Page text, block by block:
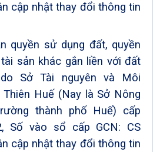
cập nhật thay đổi thông tin
quyền sử dụng đất, quyền
sản khác gắn liền với đất
Sở Tài nguyên và Môi
Huế (Nay là Sở Nông
thành phố Huế) cấp
Số vào sổ cấp GCN: CS
cập nhật thay đổi thông tin